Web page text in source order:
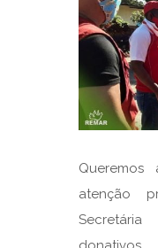
atenção